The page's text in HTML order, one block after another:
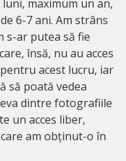
maximum un an,
6-7 ani. Am strâns
s-ar putea să fie
însă, nu au acces
acest lucru, iar
să poată vedea
dintre fotografiile
un acces liber,
am obținut-o în